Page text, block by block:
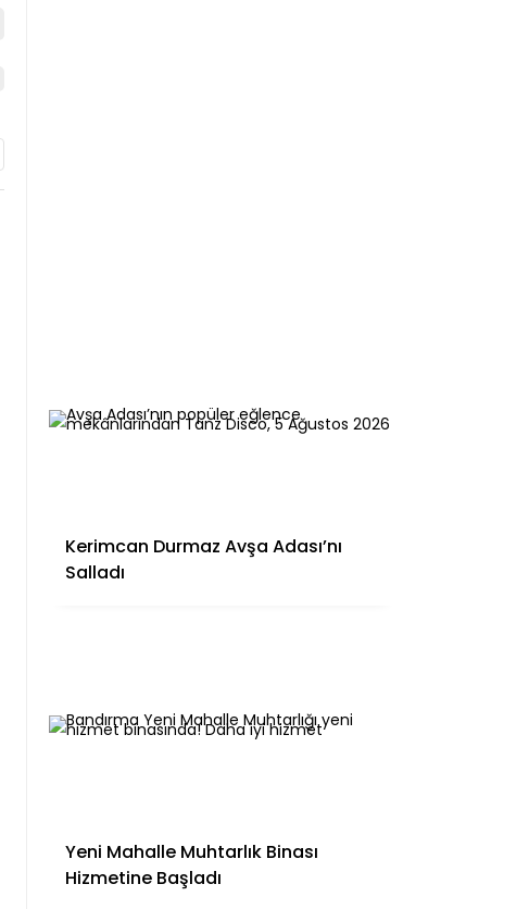
Kerimcan Durmaz Avşa Adası’nı
Salladı
Yeni Mahalle Muhtarlık Binası
Hizmetine Başladı